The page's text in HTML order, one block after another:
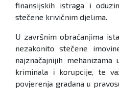
finansijskih istraga i
stečene krivičnim djelima.
U završnim obraćanjima
nezakonito stečene
najznačajnijih
kriminala i korupcije, te
povjerenja građana u